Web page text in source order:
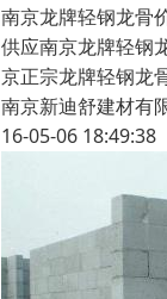
南京龙牌轻钢龙骨
供应南京龙牌轻钢
京正宗龙牌轻钢龙
南京新迪舒建材有
16-05-06 18:49:38